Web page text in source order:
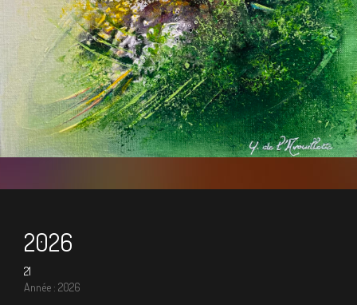
2026
21
Année : 2026